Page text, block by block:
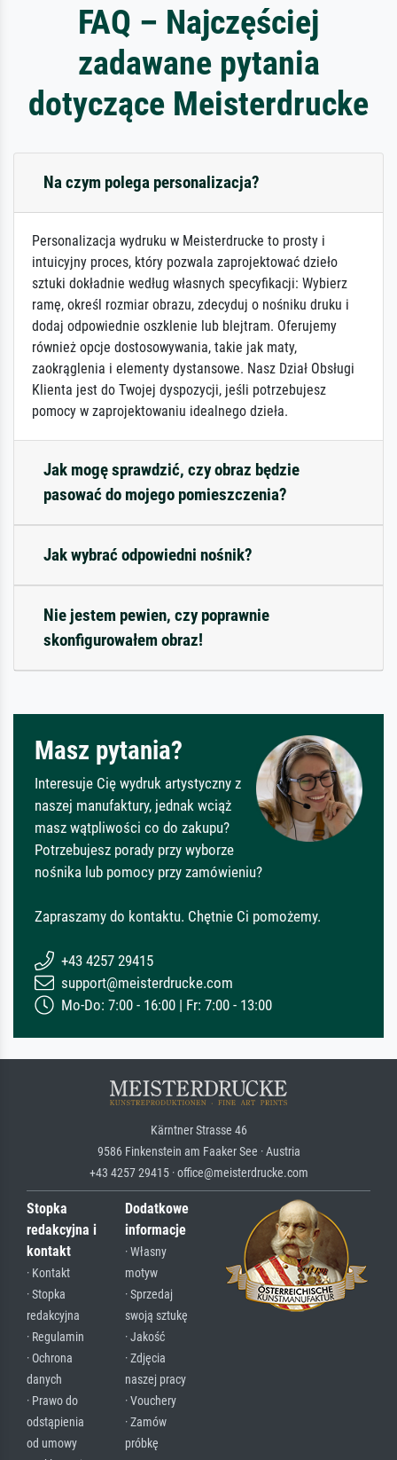
FAQ – Najczęściej
zadawane pytania
dotyczące Meisterdrucke
Na czym polega personalizacja?
Personalizacja wydruku w Meisterdrucke to prosty i
intuicyjny proces, który pozwala zaprojektować dzieło
sztuki dokładnie według własnych specyfikacji: Wybierz
ramę, określ rozmiar obrazu, zdecyduj o nośniku druku i
dodaj odpowiednie oszklenie lub blejtram. Oferujemy
również opcje dostosowywania, takie jak maty,
zaokrąglenia i elementy dystansowe. Nasz Dział Obsługi
Klienta jest do Twojej dyspozycji, jeśli potrzebujesz
pomocy w zaprojektowaniu idealnego dzieła.
Jak mogę sprawdzić, czy obraz będzie
pasować do mojego pomieszczenia?
Jak wybrać odpowiedni nośnik?
Nie jestem pewien, czy poprawnie
skonfigurowałem obraz!
Masz pytania?
Interesuje Cię wydruk artystyczny z
naszej manufaktury, jednak wciąż
masz wątpliwości co do zakupu?
Potrzebujesz porady przy wyborze
nośnika lub pomocy przy zamówieniu?
Zapraszamy do kontaktu. Chętnie Ci pomożemy.
+43 4257 29415
support@meisterdrucke.com
Mo-Do: 7:00 - 16:00 | Fr: 7:00 - 13:00
Kärntner Strasse 46
9586 Finkenstein am Faaker See · Austria
+43 4257 29415 · office@meisterdrucke.com
Stopka
redakcyjna i
kontakt
· Kontakt
· Stopka
redakcyjna
· Regulamin
· Ochrona
danych
· Prawo do
odstąpienia
od umowy
Dodatkowe
informacje
· Własny
motyw
· Sprzedaj
swoją sztukę
· Jakość
· Zdjęcia
naszej pracy
· Vouchery
· Zamów
próbkę